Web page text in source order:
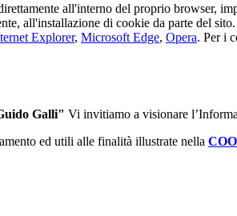
all'interno del proprio browser,
all'installazione di cookie da parte del
Explorer, Microsoft Edge, Opera. Per i
Galli" Vi invitiamo a visionare
ed utili alle finalità illustrate nella